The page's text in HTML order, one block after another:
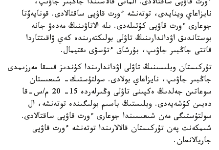
ءورت قاۋپى ساقتالادى. الماتى قالاسىندا جاڭبىر جاۋىپ،
نايزاعاي وينايدى، توتەنشە ءورت قاۋپى ساقتالادى. قونايەۆتا
جوعارى ءورت قاۋپى كۇتىلەدى. ىلە الاتاۋىنىڭ مەدەۋ جانە
بوستاندىق اۋداندارىنىڭ تاۋلى بولىكتەرىندە كەي ۋاقىتتاردا
قاتتى جاڭبىر جاۋىپ، بۇرشاق ءتۇسۋى ىقتيمال.
تۇركىستان وبلىسىنىڭ تاۋلى اۋداندارىندا كۇندىز قىسقا مەرزىمدى
جاڭبىر جاۋىپ، نايزاعاي بولادى. سولتۇستىك- شىعىستان
سوعاتىن جەلدىڭ ەكپىنى تاۋلى وڭىرلەردە 15- 20 م/س-قا
دەيىن كۇشەيەدى. وبلىستىڭ باسىم بولىگىندە توتەنشە، ال
سولتۇستىگى مەن شىعىسىندا جوعارى ءورت قاۋپى ساقتالادى.
شىمكەنت پەن تۇركىستان قالالارىندا توتەنشە ءورت قاۋپى
جاريالانعان.